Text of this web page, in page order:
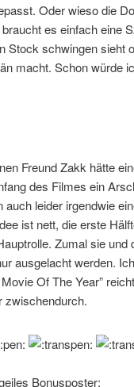
Oder wieso die
es einfach eine
Stock schwingen sieht
macht. Schon würde
Freund Zakk hätte
des Filmes ein
auch leider irgendwie
ist nett, die erste
Zumal sie
ausgelacht werden.
Of The Year”
zwischendurch.
Bonusposter: